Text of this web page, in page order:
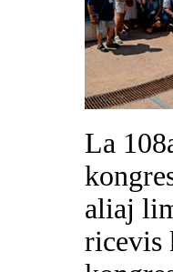
La
aliaj
ricevis